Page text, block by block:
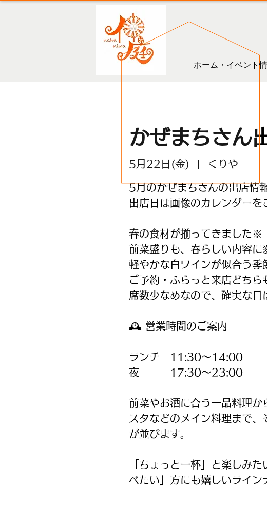
ホーム・イベント
かぜまちさん
5月22日(金) くりや
5月のかぜまちさんの出店情
出店日は画像のカレンダーを
春の食材が揃ってきました※
前菜盛りも、春らしい内容に
軽やかな白ワインが似合う季
ご予約・ふらっと来店どち
席数少なめなので、確実な日
🕰 営業時間のご案内
ランチ 11:30〜14:00
夜 17:30〜23:00
前菜やお酒に合う一品料理
スタなどのメイン料理まで
が並びます。
「ちょっと一杯」と楽しみ
べたい」方にも嬉しいライン